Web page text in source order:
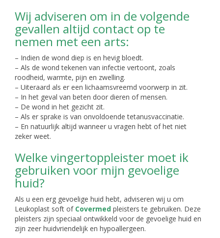
Wij adviseren om in de volgende
gevallen altijd contact op te
nemen met een arts:
– Indien de wond diep is en hevig bloedt.
– Als de wond tekenen van infectie vertoont, zoals
roodheid, warmte, pijn en zwelling.
– Uiteraard als er een lichaamsvreemd voorwerp in zit.
– In het geval van beten door dieren of mensen.
– De wond in het gezicht zit.
– Als er sprake is van onvoldoende tetanusvaccinatie.
– En natuurlijk altijd wanneer u vragen hebt of het niet
zeker weet.
Welke vingertoppleister moet ik
gebruiken voor mijn gevoelige
huid?
Als u een erg gevoelige huid hebt, adviseren wij u om
Leukoplast soft of Covermed pleisters te gebruiken. Deze
pleisters zijn speciaal ontwikkeld voor de gevoelige huid en
zijn zeer huidvriendelijk en hypoallergeen.